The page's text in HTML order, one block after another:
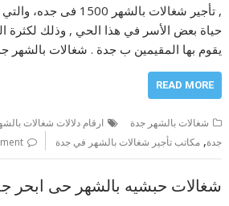
, تأجير شغالات بالشهر
حياة بعض الأسر في هذا الحي , وذلك لكثرة
يقوم بها المقيمين ب جدة . شغالات
READ MORE
شغالات بالشهر جدة ارقام دلالات شغالات
جدة,مكاتب تأجير شغالات بالشهر في جدة
شغالات حبشيه بالشهر حى ابحر جده